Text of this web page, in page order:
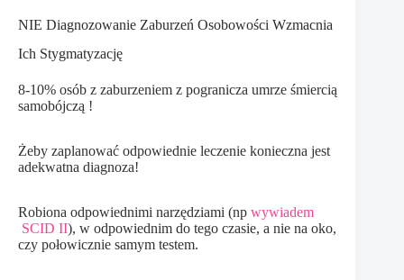
NIE Diagnozowanie Zaburzeń Osobowości Wzmacnia
Ich Stygmatyzację
8-10% osób z zaburzeniem z pogranicza umrze śmiercią
samobójczą !
Żeby zaplanować odpowiednie leczenie konieczna jest
adekwatna diagnoza!
Robiona odpowiednimi narzędziami (np wywiadem
SCID II), w odpowiednim do tego czasie, a nie na oko,
czy połowicznie samym testem.